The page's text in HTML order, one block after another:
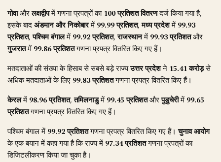
गोवाऔरलक्षद्वीपमें गणना प्रपत्रों का100 प्रतिशत वितरणदर्ज किया गया है,
इसके बादअंडमान और निकोबारमें 99.99 प्रतिशत,मध्य प्रदेशमें 99.93
प्रतिशत,पश्चिम बंगालमें 99.92 प्रतिशत,राजस्थानमें 99.93 प्रतिशतऔर
गुजरातमें 99.86 प्रतिशतगणना प्रपत्र वितरित किए गए हैं।
मतदाताओं की संख्या के हिसाब से सबसे बड़े राज्यउत्तर प्रदेशने 15.41 करोड़से
अधिक मतदाताओं के लिए 99.83 प्रतिशतगणना प्रपत्र वितरित किए हैं।
केरलमें 98.96 प्रतिशत,तमिलनाडुमें 99.45 प्रतिशतऔरपुडुचेरीमें 99.65
प्रतिशतगणना प्रपत्र वितरित किए गए हैं।
पश्चिम बंगाल में 99.92 प्रतिशतगणना प्रपत्र वितरित किए गए हैं।चुनाव आयोग
के एक बयान में कहा गया है कि राज्य में 97.34 प्रतिशतगणना प्रपत्रों का
डिजिटलीकरण किया जा चुका है।